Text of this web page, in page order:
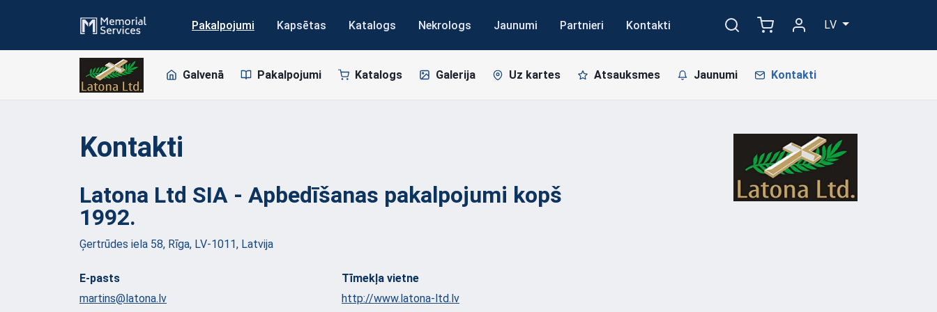
Pakalpojumi Kapsētas Katalogs Nekrologs Jaunumi Partnieri Kontakti LV
Galvenā Pakalpojumi Katalogs Galerija Uz kartes Atsauksmes Jaunumi Kontakti
Kontakti
Latona Ltd SIA - Apbedīšanas pakalpojumi kopš
1992.
Ģertrūdes iela 58, Rīga, LV-1011, Latvija
E-pasts
martins@latona.lv
Tīmekļa vietne
http://www.latona-ltd.lv